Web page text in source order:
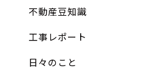
不動産豆知識
工事レポート
日々のこと